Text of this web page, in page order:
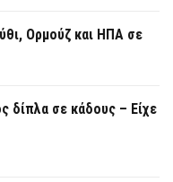
Ορμούζ και ΗΠΑ σε
δίπλα σε κάδους – Είχε